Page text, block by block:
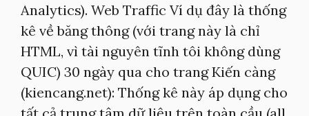
Analytics). Web Traffic Ví dụ đây là thống
kê về băng thông (với trang này là chỉ
HTML, vì tài nguyên tĩnh tôi không dùng
QUIC) 30 ngày qua cho trang Kiến càng
(kiencang.net): Thống kê này áp dụng cho